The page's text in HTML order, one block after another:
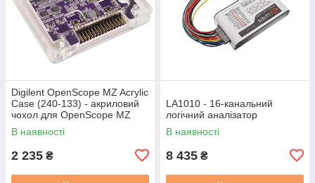
Digilent OpenScope MZ Acrylic
Case (240-133) - акриловий
чохол для OpenScope MZ
В наявності
2 235 ₴
LA1010 - 16-канальний
логічний аналізатор
В наявності
8 435 ₴